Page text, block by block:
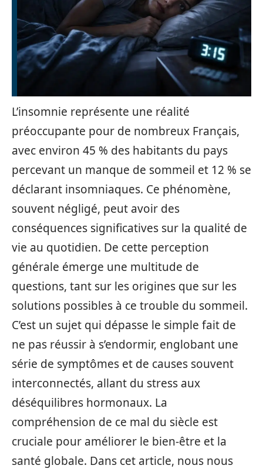
L’insomnie représente une réalité
préoccupante pour de nombreux Français,
avec environ 45 % des habitants du pays
percevant un manque de sommeil et 12 % se
déclarant insomniaques. Ce phénomène,
souvent négligé, peut avoir des
conséquences significatives sur la qualité de
vie au quotidien. De cette perception
générale émerge une multitude de
questions, tant sur les origines que sur les
solutions possibles à ce trouble du sommeil.
C’est un sujet qui dépasse le simple fait de
ne pas réussir à s’endormir, englobant une
série de symptômes et de causes souvent
interconnectés, allant du stress aux
déséquilibres hormonaux. La
compréhension de ce mal du siècle est
cruciale pour améliorer le bien-être et la
santé globale. Dans cet article, nous nous